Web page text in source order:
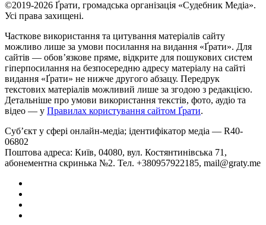
©2019-2026 Ґрати, громадська організація «Судебник Медіа».
Усі права захищені.
Часткове використання та цитування матеріалів сайту
можливо лише за умови посилання на видання «Ґрати». Для
сайтів — обовʼязкове пряме, відкрите для пошукових систем
гіперпосилання на безпосередню адресу матеріалу на сайті
видання «Ґрати» не нижче другого абзацу. Передрук
текстових матеріалів можливий лише за згодою з редакцією.
Детальніше про умови використання текстів, фото, аудіо та
відео — у Правилах користування сайтом Ґрати.
Суб’єкт у сфері онлайн-медіа; ідентифікатор медіа — R40-
06802
Поштова адреса: Київ, 04080, вул. Костянтинівська 71,
абонементна скринька №2. Тел. +380957922185, mail@graty.me